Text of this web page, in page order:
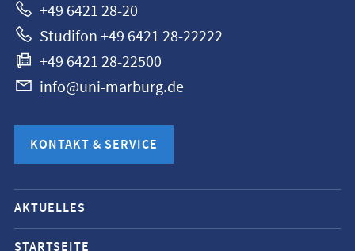
+49 6421 28-20
Studifon +49 6421 28-22222
+49 6421 28-22500
info@uni-marburg.de
KONTAKT & SERVICE
Mobile-
Service-
AKTUELLES
STARTSEITE